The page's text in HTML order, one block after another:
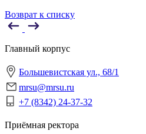
Возврат к списку
Главный корпус
Большевистская ул., 68/1
mrsu@mrsu.ru
+7 (8342) 24-37-32
Приёмная ректора